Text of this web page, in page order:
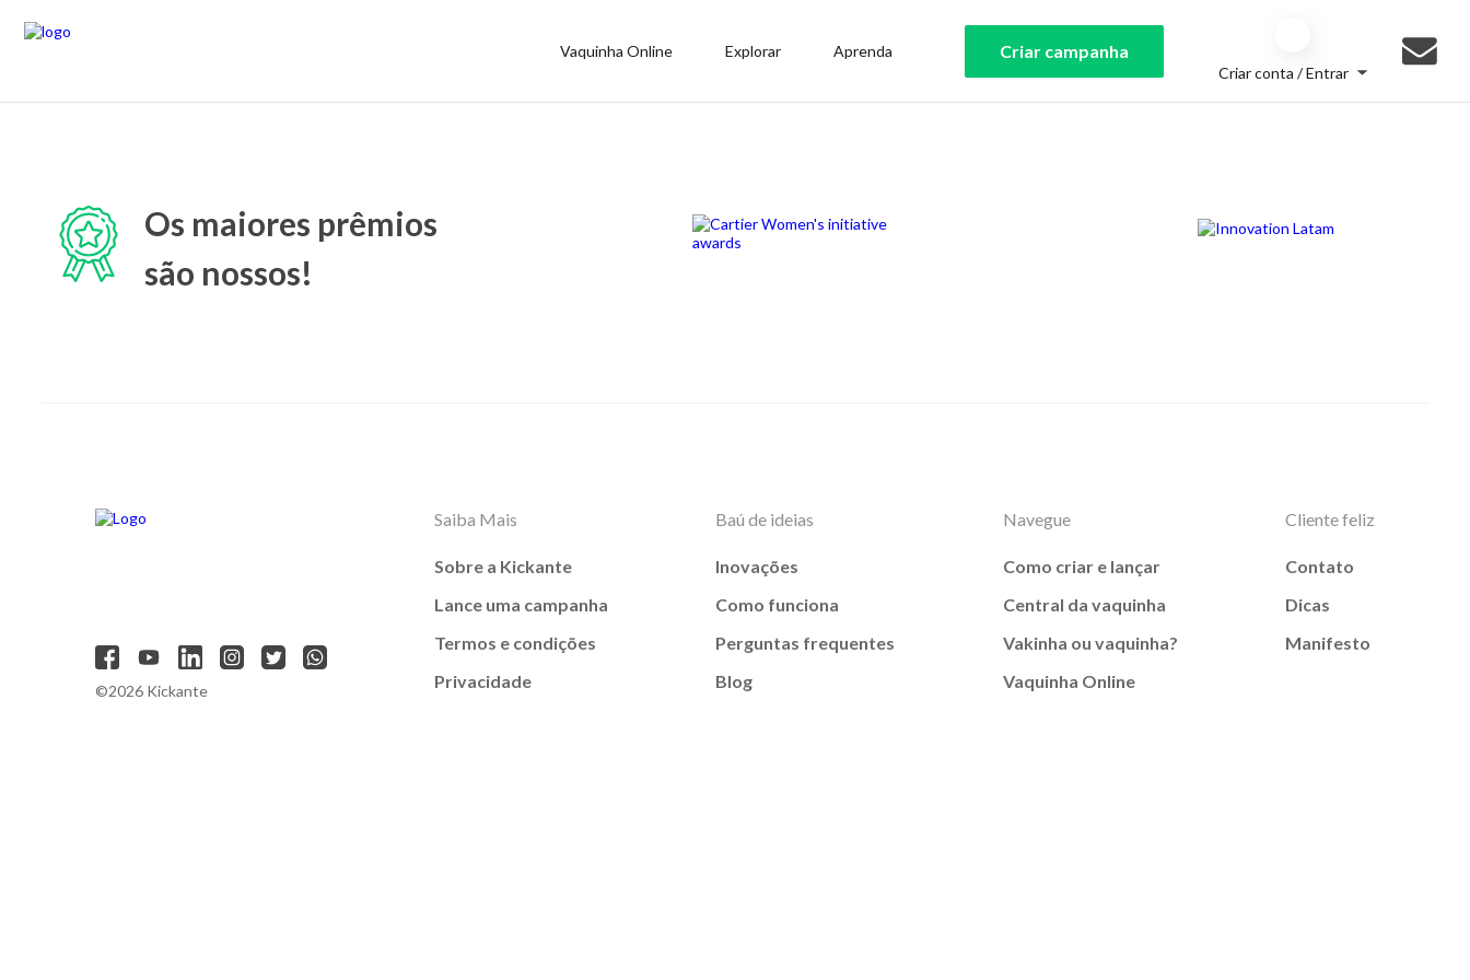
Vaquinha Online Explorar Aprenda Criar campanha
Criar conta / Entrar
Os maiores prêmios
são nossos!
©2026 Kickante
Saiba Mais
Sobre a Kickante
Lance uma campanha
Termos e condições
Privacidade
Baú de ideias
Inovações
Como funciona
Perguntas frequentes
Blog
Navegue
Como criar e lançar
Central da vaquinha
Vakinha ou vaquinha?
Vaquinha Online
Cliente feliz
Contato
Dicas
Manifesto